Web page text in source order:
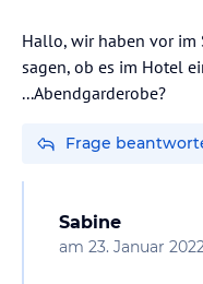
Hallo, wir haben vor im
sagen, ob es im Hotel
...Abendgarderobe?
Frage
Sabine
am 23. Januar